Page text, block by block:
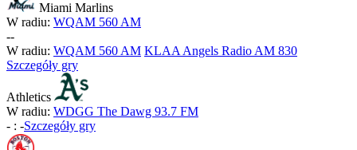
Miami Marlins
W radiu: WQAM 560 AM
--
W radiu: WQAM 560 AM KLAA Angels Radio AM 830
Szczegóły gry
Athletics
W radiu: WDGG The Dawg 93.7 FM
- : -Szczegóły gry